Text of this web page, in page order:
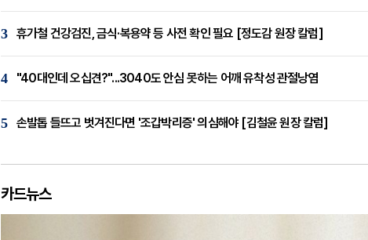
3 휴가철 건강검진, 금식·복용약 등 사전 확인 필요 [정도감 원장 칼럼]
4 "40대인데 오십견?"...3040도 안심 못하는 어깨 유착성 관절낭염
5 손발톱 들뜨고 벗겨진다면 '조갑박리증' 의심해야 [김철윤 원장 칼럼]
카드뉴스